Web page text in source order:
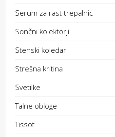
Serum za rast trepalnic
Sončni kolektorji
Stenski koledar
Strešna kritina
Svetilke
Talne obloge
Tissot